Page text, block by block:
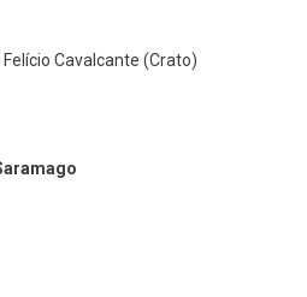
Cavalcante (Crato)